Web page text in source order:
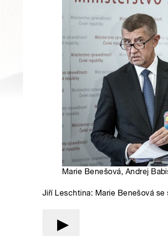
Marie Benešová, Andrej
Jiří Leschtina: Marie Benešová